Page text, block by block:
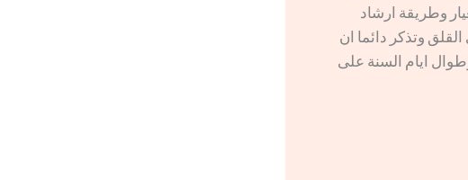
وطريقة ارشاد
وتذكر دائما ان
ايام السنة على